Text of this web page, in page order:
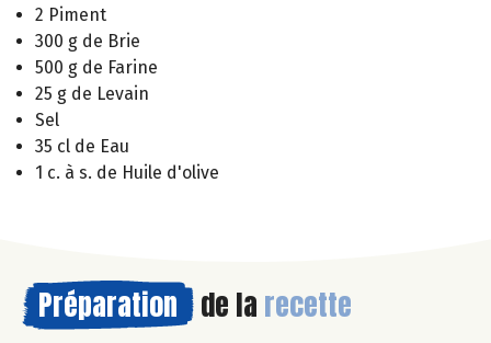
2 Piment
300 g de Brie
500 g de Farine
25 g de Levain
Sel
35 cl de Eau
1 c. à s. de Huile d'olive
Préparation de la recette